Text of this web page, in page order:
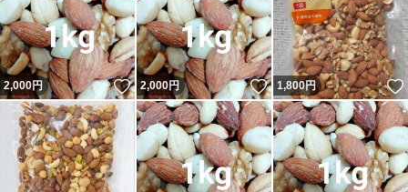
2,000円 いいね！
2,000円 いいね！
1,800円